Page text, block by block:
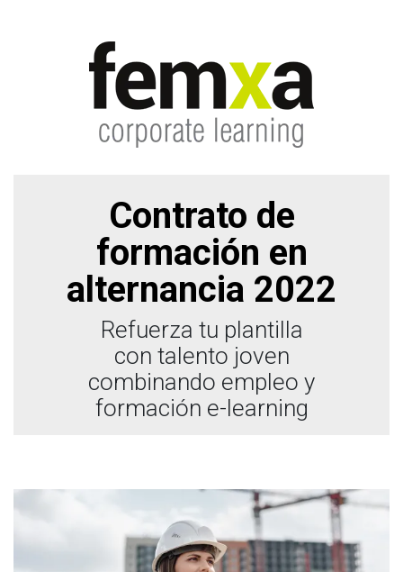
Contrato de
formación en
alternancia 2022
Refuerza tu plantilla
con talento joven
combinando empleo y
formación e-learning